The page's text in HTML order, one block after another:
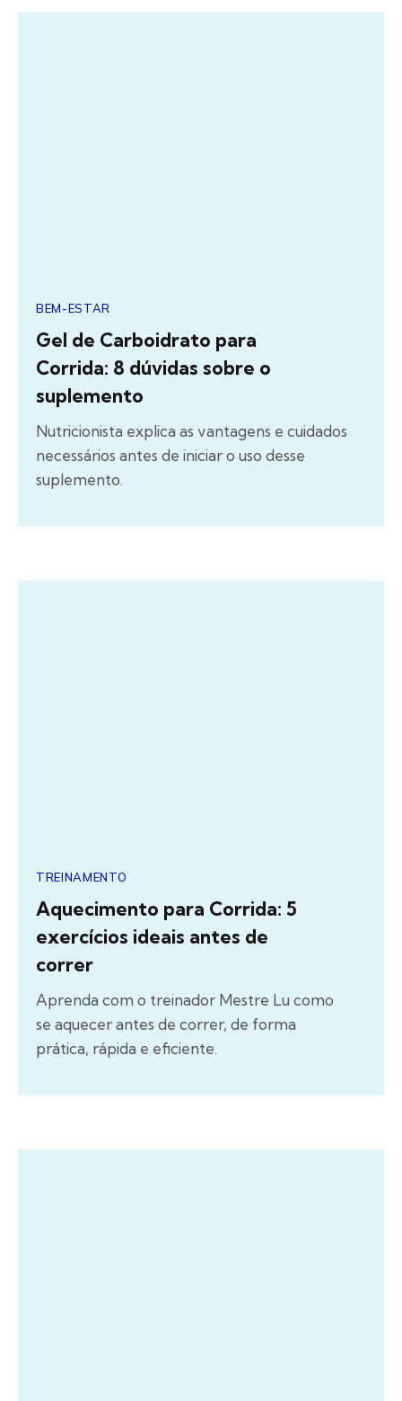
BEM-ESTAR
Gel de Carboidrato para
Corrida: 8 dúvidas sobre o
suplemento
Nutricionista explica as vantagens e cuidados
necessários antes de iniciar o uso desse
suplemento.
TREINAMENTO
Aquecimento para Corrida: 5
exercícios ideais antes de
correr
Aprenda com o treinador Mestre Lu como
se aquecer antes de correr, de forma
prática, rápida e eficiente.